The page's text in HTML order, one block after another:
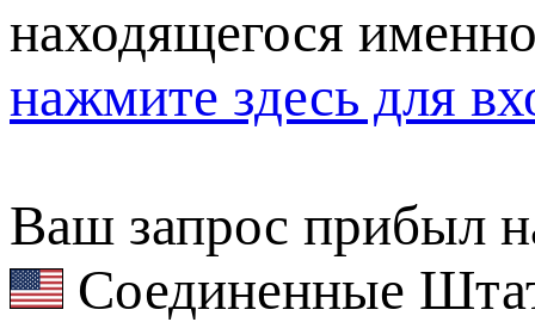
находящегося
нажмите здесь для
Ваш запрос прибыл
Соединенные